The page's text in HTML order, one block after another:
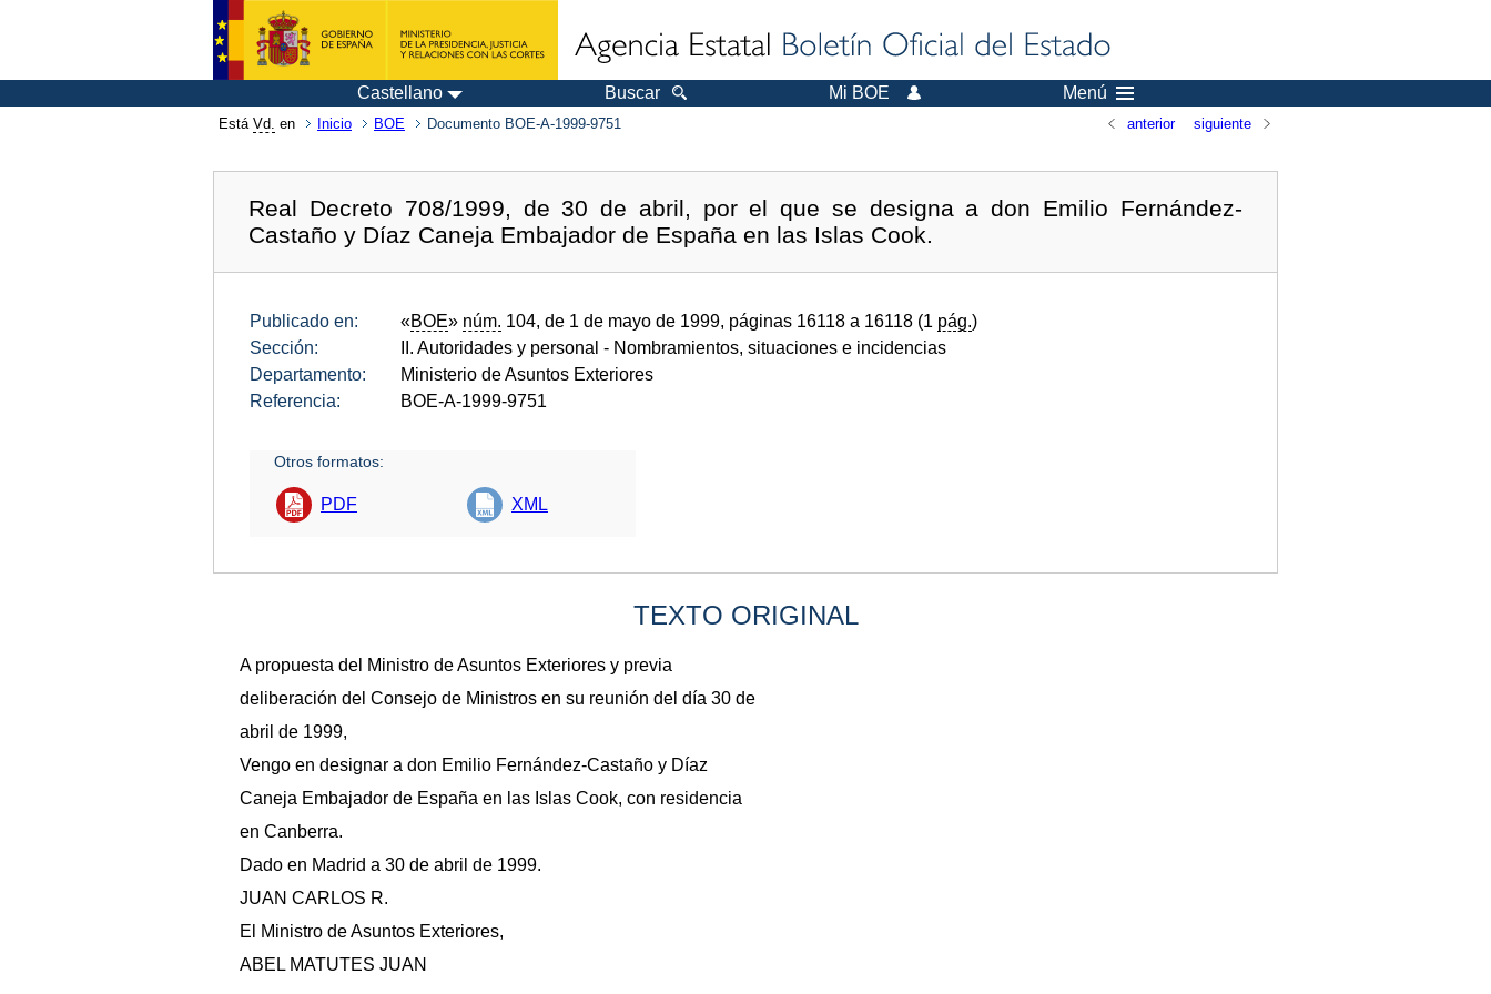
Castellano Buscar Mi BOE Menú
Está Vd. en Inicio BOE Documento BOE-A-1999-9751 anterior siguiente
Real Decreto 708/1999, de 30 de abril, por el que se designa a don Emilio Fernández-
Castaño y Díaz Caneja Embajador de España en las Islas Cook.
Publicado en: «BOE» núm. 104, de 1 de mayo de 1999, páginas 16118 a 16118 (1 pág.)
Sección:
II. Autoridades y personal - Nombramientos, situaciones e incidencias
Departamento:
Ministerio de Asuntos Exteriores
Referencia:
BOE-A-1999-9751
Otros formatos:
PDF XML
TEXTO ORIGINAL
A propuesta del Ministro de Asuntos Exteriores y previa
deliberación del Consejo de Ministros en su reunión del día 30 de
abril de 1999,
Vengo en designar a don Emilio Fernández-Castaño y Díaz
Caneja Embajador de España en las Islas Cook, con residencia
en Canberra.
Dado en Madrid a 30 de abril de 1999.
JUAN CARLOS R.
El Ministro de Asuntos Exteriores,
ABEL MATUTES JUAN